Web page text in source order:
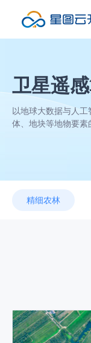
卫星遥
以地球大数据与人
体、地块等地物要
精细农林